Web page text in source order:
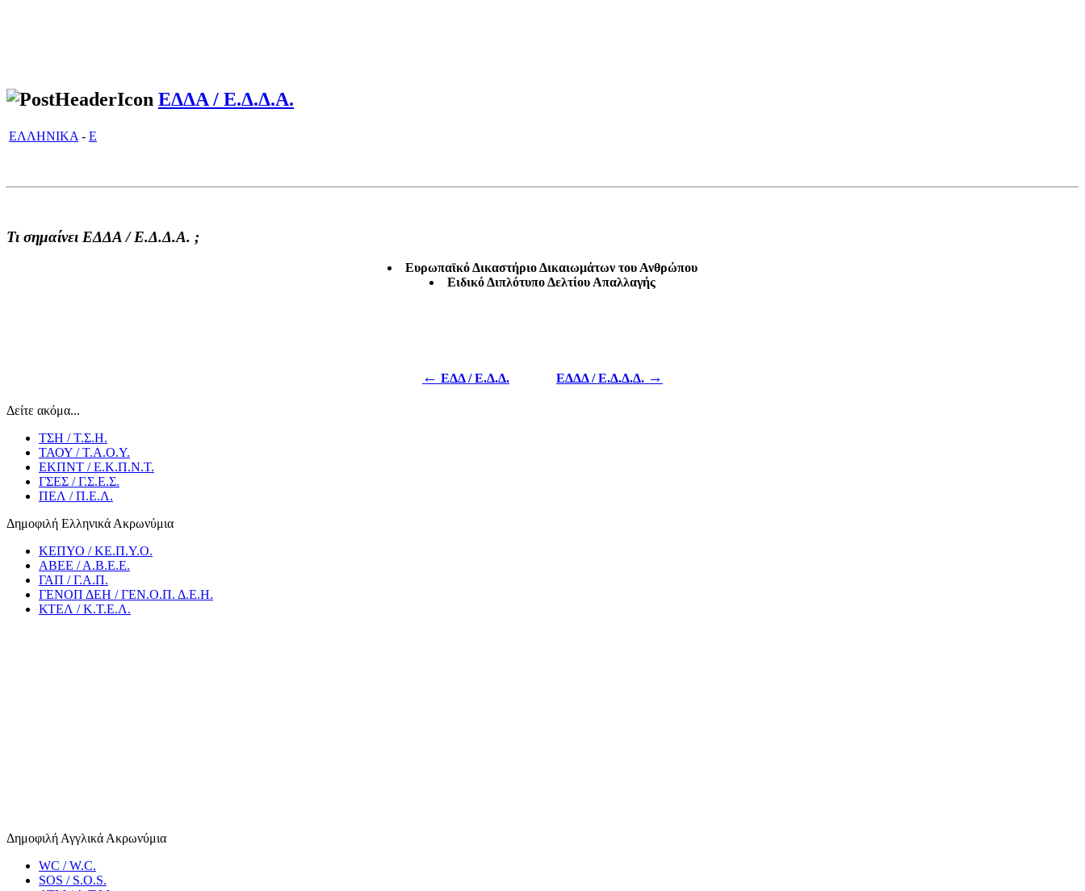
ΕΔΔΑ / Ε.Δ.Δ.Α.
ΕΛΛΗΝΙΚΑ - Ε
Τι σημαίνει ΕΔΔΑ / Ε.Δ.Δ.Α. ;
Ευρωπαϊκό Δικαστήριο Δικαιωμάτων του Ανθρώπου
Ειδικό Διπλότυπο Δελτίου Απαλλαγής
← ΕΔΔ / Ε.Δ.Δ. ΕΔΔΔ / Ε.Δ.Δ.Δ. →
Δείτε ακόμα...
ΤΣΗ / Τ.Σ.Η.
ΤΑΟΥ / Τ.Α.Ο.Υ.
ΕΚΠΝΤ / Ε.Κ.Π.Ν.Τ.
ΓΣΕΣ / Γ.Σ.Ε.Σ.
ΠΕΛ / Π.Ε.Λ.
Δημοφιλή Ελληνικά Ακρωνύμια
ΚΕΠΥΟ / ΚΕ.Π.Υ.Ο.
ΑΒΕΕ / Α.Β.Ε.Ε.
ΓΑΠ / Γ.Α.Π.
ΓΕΝΟΠ ΔΕΗ / ΓΕΝ.Ο.Π. Δ.Ε.Η.
ΚΤΕΛ / Κ.Τ.Ε.Λ.
Δημοφιλή Αγγλικά Ακρωνύμια
WC / W.C.
SOS / S.O.S.